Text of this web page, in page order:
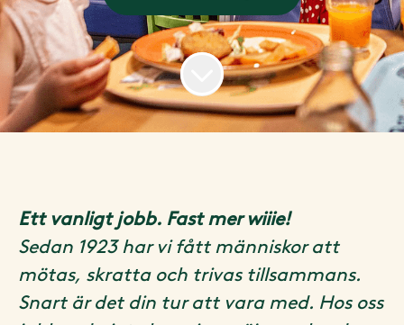
Ett vanligt jobb. Fast mer wiiie!
Sedan 1923 har vi fått människor att
mötas, skratta och trivas tillsammans.
Snart är det din tur att vara med. Hos oss